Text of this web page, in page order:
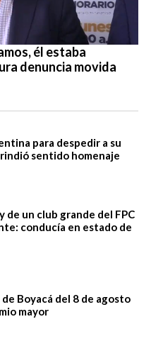
él estaba
denuncia movida
para despedir a su
sentido homenaje
de un club grande del FPC
conducía en estado de
Boyacá del 8 de agosto
mayor